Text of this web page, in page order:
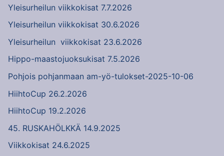
Yleisurheilun viikkokisat 7.7.2026
Yleisurheilun viikkokisat 30.6.2026
Yleisurheilun viikkokisat 23.6.2026
Hippo-maastojuoksukisat 7.5.2026
Pohjois pohjanmaan am-yö-tulokset-2025-10-06
HiihtoCup 26.2.2026
HiihtoCup 19.2.2026
45. RUSKAHÖLKKÄ 14.9.2025
Viikkokisat 24.6.2025